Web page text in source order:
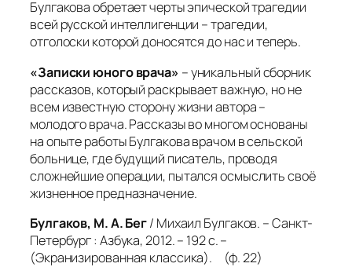
Булгакова обретает черты эпической трагедии
всей русской интеллигенции –трагедии,
отголоски которой доносятся до нас и теперь.
«Записки юного врача» – уникальный сборник
рассказов, который раскрывает важную, но не
всем известную сторону жизни автора –
молодого врача. Рассказы во многом основаны
на опыте работы Булгакова врачом в сельской
больнице, где будущий писатель, проводя
сложнейшие операции, пытался осмыслить своё
жизненное предназначение.
Булгаков, М. А. Бег/ Михаил Булгаков. – Санкт-
Петербург : Азбука, 2012. – 192 с. –
(Экранизированная классика). (ф. 22)